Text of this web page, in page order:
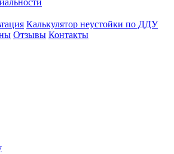
Калькулятор неустойки по ДДУ
Отзывы Контакты